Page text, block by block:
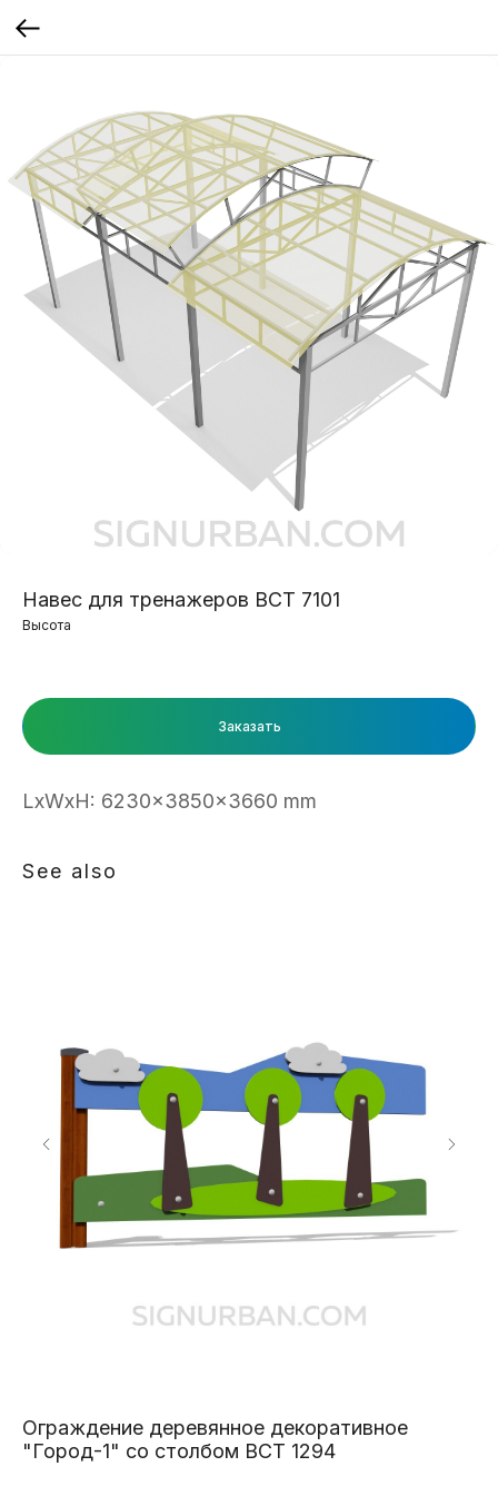
Навес для тренажеров ВСТ 7101
Высота
Заказать
LxWxH: 6230x3850x3660 mm
See also
Ограждение деревянное декоративное
"Город-1" со столбом ВСТ 1294